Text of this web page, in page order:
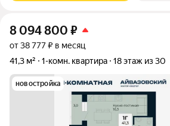
8 094 800 ₽
от 38 777 ₽ в месяц
41,3 м²
1-комн. квартира 18 этаж из 30
новостройка